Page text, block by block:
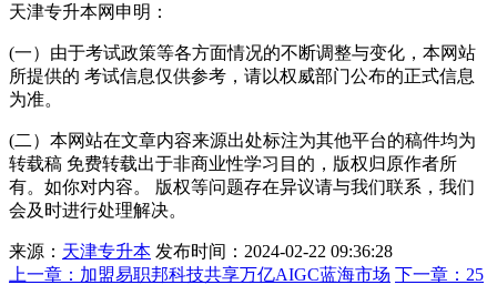
天津专升本网申明：
(一）由于考试政策等各方面情况的不断调整与变化，本网站
所提供的 考试信息仅供参考，请以权威部门公布的正式信息
为准。
(二）本网站在文章内容来源出处标注为其他平台的稿件均为
转载稿 免费转载出于非商业性学习目的，版权归原作者所
有。如你对内容。 版权等问题存在异议请与我们联系，我们
会及时进行处理解决。
来源： 天津专升本 发布时间：2024-02-22 09:36:28
上一章： 加盟易职邦科技共享万亿AIGC蓝海市场 下一章： 25